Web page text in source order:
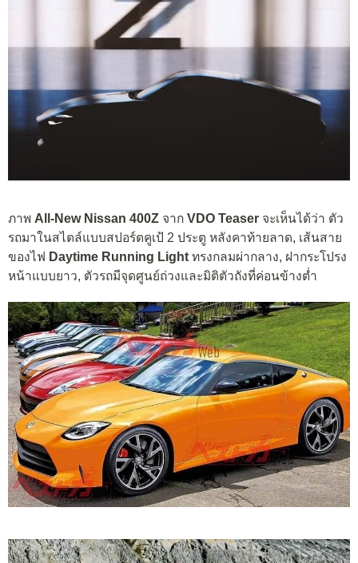
ภาพ All-New Nissan 400Z จาก VDO Teaser จะเห็นได้ว่า ตัว
รถมาในสไตล์แบบสปอร์ตคูเป้ 2 ประตู หลังคาท้ายลาด, เส้นสาย
ของไฟ Daytime Running Light ทรงกลมผ่ากลาง, ฝากระโปรง
หน้าแบบยาว, ตัวรถมีจุดศูนย์ถ่วงและมิติตัวถังที่ค่อนข้างต่ำ